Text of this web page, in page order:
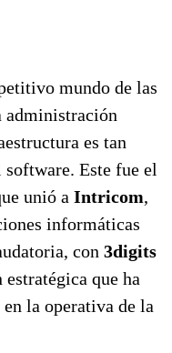
mundo de las
administración
es tan
Este fue el
unió a Intricom,
informáticas
con 3digits
que ha
en la operativa de la